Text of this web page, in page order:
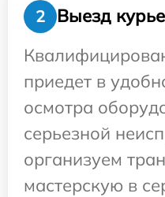
2
Выезд
приедет в
осмотра
серьезной
организуем
мастерскую в